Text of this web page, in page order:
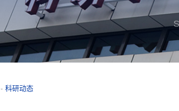
- 科研动态